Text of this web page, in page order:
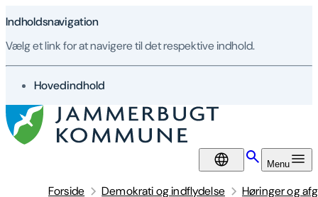
Indholdsnavigation
Vælg et link for at navigere til det respektive indhold.
gå til
Hovedindhold
DA Menu
Forside Demokrati og indflydelse Høringer og